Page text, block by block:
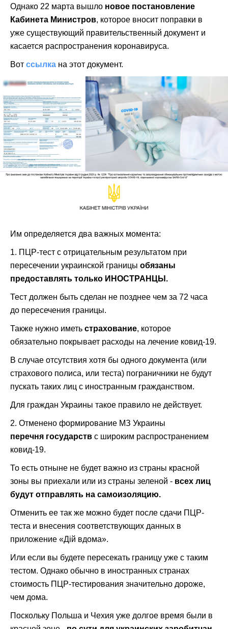
Однако 22 марта вышло новое постановление
Кабинета Министров, которое вносит поправки в
уже существующий правительственный документ и
касается распространения коронавируса.
Вот ссылка на этот документ.
Им определяется два важных момента:
1. ПЦР-тест с отрицательным результатом при
пересечении украинской границы обязаны
предоставлять только ИНОСТРАНЦЫ.
Тест должен быть сделан не позднее чем за 72 часа
до пересечения границы.
Также нужно иметь страхование, которое
обязательно покрывает расходы на лечение ковид-19.
В случае отсутствия хотя бы одного документа (или
страхового полиса, или теста) пограничники не будут
пускать таких лиц с иностранным гражданством.
Для граждан Украины такое правило не действует.
2. Отменено формирование МЗ Украины
перечня государств с широким распространением
ковид-19.
То есть отныне не будет важно из страны красной
зоны вы приехали или из страны зеленой - всех лиц
будут отправлять на самоизоляцию.
Отменить ее так же можно будет после сдачи ПЦР-
теста и внесения соответствующих данных в
приложение «Дій вдома».
Или если вы будете пересекать границу уже с таким
тестом. Однако обычно в иностранных странах
стоимость ПЦР-тестирования значительно дороже,
чем дома.
Поскольку Польша и Чехия уже долгое время были в